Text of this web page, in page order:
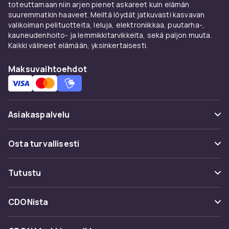
Tarjolla on kaikkea Hollywoodin hittielokuvista
pienempiin indie-tuotantoihin.
Selaa valikoimaamme ja löydä seuraava
laaja tarjonta tekevät kokoelman
täydentämisestä helppoa. Shoppaile nyt ja
nauti parhaasta elokuvaelämyksestä suoraan
Katso myös:
arjen,Draamaelokuvat
Elokuvaboksit, jotka luovat ikimuistoisia
elokuvailtoja
toteuttamaan niin arjen pienet askareet kuin elämän
suuremmatkin haaveet. Meiltä löydät jatkuvasti kasvavan
valikoiman pelituotteita, leluja, elektroniikkaa, puutarha-,
kauneudenhoito- ja lemmikkitarvikkeita, sekä paljon muuta.
Kaikki välineet elämään, yksinkertaisesti.
Maksuvaihtoehdot
Asiakaspalvelu
Usein kysyttyä (UKK)
Seuraa pakettia
Ota yhteyttä
Osta turvallisesti
Maksuvaihtoehdot
Toimitus
Tutustu
Kategoriat
Tuotemerkit
CDONista